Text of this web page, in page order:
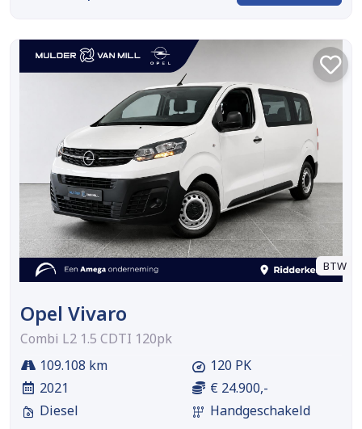
BTW
Opel Vivaro
Combi L2 1.5 CDTI 120pk
109.108 km
2021
Diesel
120 PK
€ 24.900,-
Handgeschakeld